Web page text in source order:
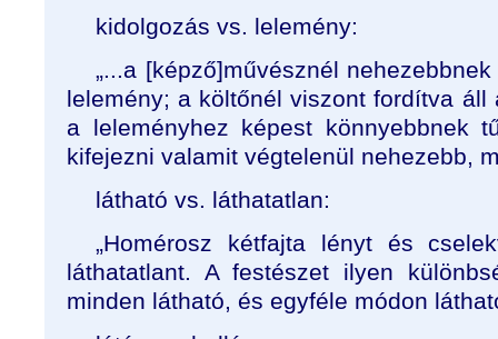
kidolgozás vs. lelemény:
„...a [képző]művésznél
lelemény; a költőnél viszont fordítva
a leleményhez képest könnyebbnek
kifejezni valamit végtelenül nehezebb,
látható vs. láthatatlan:
„Homérosz kétfajta lényt és
láthatatlant. A festészet ilyen
minden látható, és egyféle módon